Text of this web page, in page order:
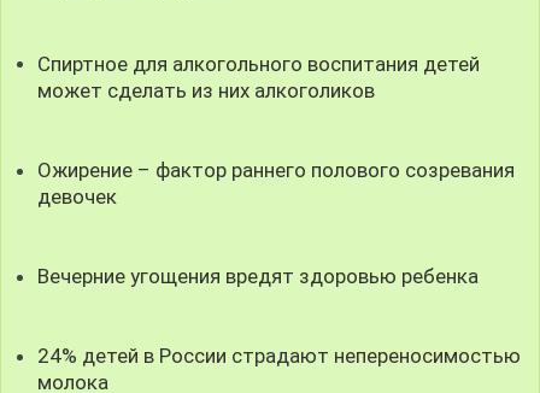
Спиртное для алкогольного воспитания детей
может сделать из них алкоголиков
Ожирение – фактор раннего полового созревания
девочек
Вечерние угощения вредят здоровью ребенка
24% детей в России страдают непереносимостью
молока